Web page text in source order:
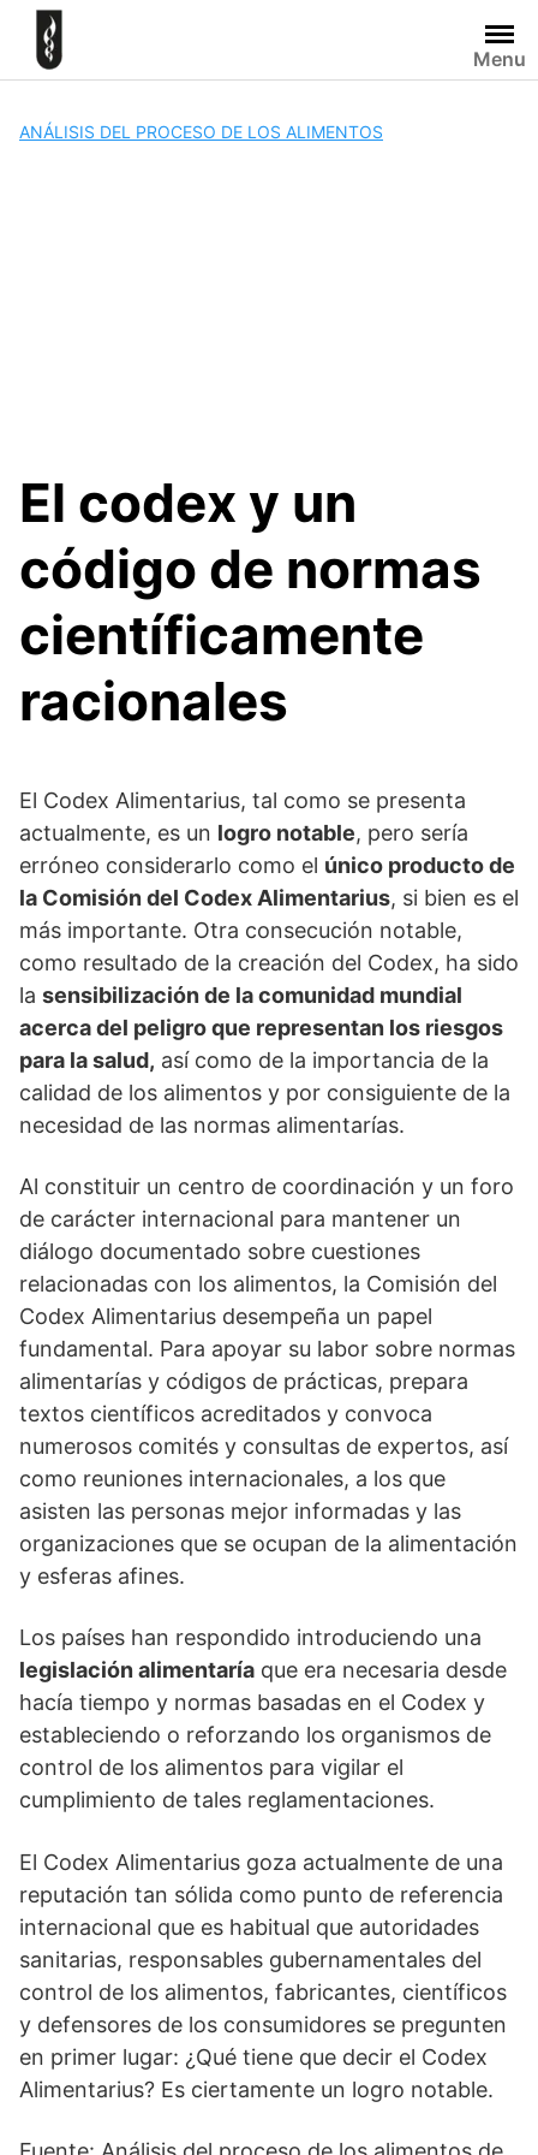
Skip
content
Menu
ANÁLISIS DEL PROCESO DE LOS ALIMENTOS
El codex y un
código de normas
científicamente
racionales
El Codex Alimentarius, tal como se presenta
actualmente, es un logro notable, pero sería
erróneo considerarlo como el único producto de
la Comisión del Codex Alimentarius, si bien es el
más importante. Otra consecución notable,
como resultado de la creación del Codex, ha sido
la sensibilización de la comunidad mundial
acerca del peligro que representan los riesgos
para la salud, así como de la importancia de la
calidad de los alimentos y por consiguiente de la
necesidad de las normas alimentarías.
Al constituir un centro de coordinación y un foro
de carácter internacional para mantener un
diálogo documentado sobre cuestiones
relacionadas con los alimentos, la Comisión del
Codex Alimentarius desempeña un papel
fundamental. Para apoyar su labor sobre normas
alimentarías y códigos de prácticas, prepara
textos científicos acreditados y convoca
numerosos comités y consultas de expertos, así
como reuniones internacionales, a los que
asisten las personas mejor informadas y las
organizaciones que se ocupan de la alimentación
y esferas afines.
Los países han respondido introduciendo una
legislación alimentaría que era necesaria desde
hacía tiempo y normas basadas en el Codex y
estableciendo o reforzando los organismos de
control de los alimentos para vigilar el
cumplimiento de tales reglamentaciones.
El Codex Alimentarius goza actualmente de una
reputación tan sólida como punto de referencia
internacional que es habitual que autoridades
sanitarias, responsables gubernamentales del
control de los alimentos, fabricantes, científicos
y defensores de los consumidores se pregunten
en primer lugar: ¿Qué tiene que decir el Codex
Alimentarius? Es ciertamente un logro notable.